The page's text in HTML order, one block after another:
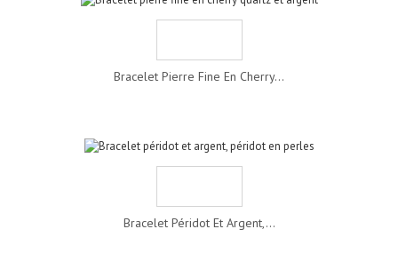
Bracelet Pierre Fine En Cherry...
Bracelet Péridot Et Argent,...